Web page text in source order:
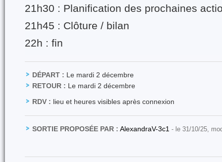
21h30 : Planification des prochaines
21h45 : Clôture / bilan
22h : fin
DÉPART : Le mardi 2 décembre
RETOUR : Le mardi 2 décembre
RDV : lieu et heures visibles après connexion
SORTIE PROPOSÉE PAR : AlexandraV-3c1 - le 31/10/25,